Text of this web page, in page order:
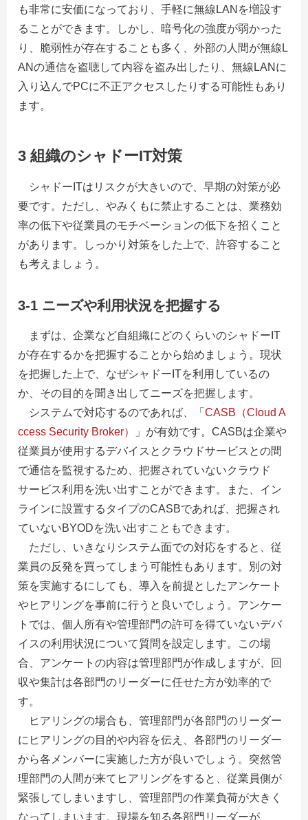
も非常に安価になっており、手軽に無線LANを増設す
ることができます。しかし、暗号化の強度が弱かった
り、脆弱性が存在することも多く、外部の人間が無線L
ANの通信を盗聴して内容を盗み出したり、無線LANに
入り込んでPCに不正アクセスしたりする可能性もあり
ます。
3 組織のシャドーIT対策
シャドーITはリスクが大きいので、早期の対策が必
要です。ただし、やみくもに禁止することは、業務効
率の低下や従業員のモチベーションの低下を招くこと
があります。しっかり対策をした上で、許容すること
も考えましょう。
3-1 ニーズや利用状況を把握する
まずは、企業など自組織にどのくらいのシャドーIT
が存在するかを把握することから始めましょう。現状
を把握した上で、なぜシャドーITを利用しているの
か、その目的を聞き出してニーズを把握します。
システムで対応するのであれば、「 CASB（Cloud A
ccess Security Broker）
」が有効です。CASBは企業や
従業員が使用するデバイスとクラウドサービスとの間
で通信を監視するため、把握されていないクラウド
サービス利用を洗い出すことができます。また、イン
ラインに設置するタイプのCASBであれば、把握され
ていないBYODを洗い出すこともできます。
ただし、いきなりシステム面での対応をすると、従
業員の反発を買ってしまう可能性もあります。別の対
策を実施するにしても、導入を前提としたアンケート
やヒアリングを事前に行うと良いでしょう。アンケー
トでは、個人所有や管理部門の許可を得ていないデバ
イスの利用状況について質問を設定します。この場
合、アンケートの内容は管理部門が作成しますが、回
収や集計は各部門のリーダーに任せた方が効率的で
す。
ヒアリングの場合も、管理部門が各部門のリーダー
にヒアリングの目的や内容を伝え、各部門のリーダー
から各メンバーに実施した方が良いでしょう。突然管
理部門の人間が来てヒアリングをすると、従業員側が
緊張してしまいますし、管理部門の作業負荷が大きく
なってしまいます。現場を知る各部門リーダーが